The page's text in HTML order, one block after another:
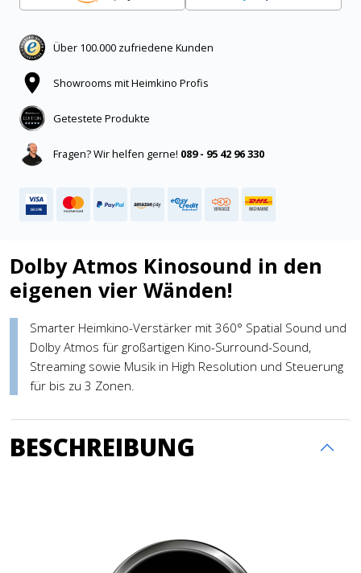
Über 100.000 zufriedene Kunden
Showrooms mit Heimkino Profis
Getestete Produkte
Fragen? Wir helfen gerne! 089 - 95 42 96 330
Dolby Atmos Kinosound in den
eigenen vier Wänden!
Smarter Heimkino-Verstärker mit 360° Spatial Sound und
Dolby Atmos für großartigen Kino-Surround-Sound,
Streaming sowie Musik in High Resolution und Steuerung
für bis zu 3 Zonen.
BESCHREIBUNG